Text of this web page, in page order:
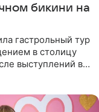
бикини на
гастрольный тур
в столицу
выступлений в